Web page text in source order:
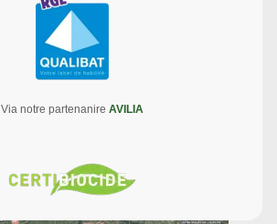
Via notre partenanire AVILIA